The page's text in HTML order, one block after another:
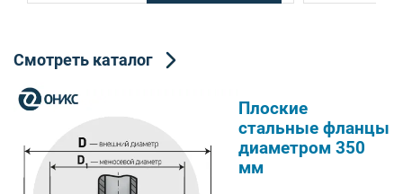
Смотреть каталог
Плоские
стальные фланцы
диаметром 350
мм